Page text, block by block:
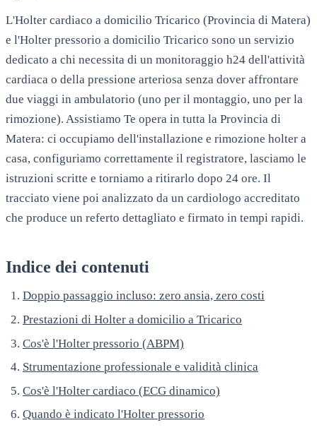
L'Holter cardiaco a domicilio Tricarico (Provincia di Matera)
e l'Holter pressorio a domicilio Tricarico sono un servizio
dedicato a chi necessita di un monitoraggio h24 dell'attività
cardiaca o della pressione arteriosa senza dover affrontare
due viaggi in ambulatorio (uno per il montaggio, uno per la
rimozione). Assistiamo Te opera in tutta la Provincia di
Matera: ci occupiamo dell'installazione e rimozione holter a
casa, configuriamo correttamente il registratore, lasciamo le
istruzioni scritte e torniamo a ritirarlo dopo 24 ore. Il
tracciato viene poi analizzato da un cardiologo accreditato
che produce un referto dettagliato e firmato in tempi rapidi.
Indice dei contenuti
Doppio passaggio incluso: zero ansia, zero costi
Prestazioni di Holter a domicilio a Tricarico
Cos'è l'Holter pressorio (ABPM)
Strumentazione professionale e validità clinica
Cos'è l'Holter cardiaco (ECG dinamico)
Quando è indicato l'Holter pressorio